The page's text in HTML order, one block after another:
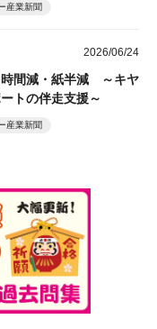
産業新聞
2026/06/24
時間減・紙半減 ～キヤ
トの伴走支援～
産業新聞